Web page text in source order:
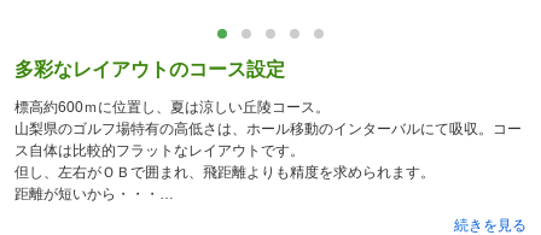
多彩なレイアウトのコース設定
標高約600ｍに位置し、夏は涼しい丘陵コース。
山梨県のゴルフ場特有の高低さは、ホール移動のインターバルにて吸収。コー
ス自体は比較的フラットなレイアウトです。
但し、左右がＯＢで囲まれ、飛距離よりも精度を求められます。
距離が短いから・・・
続きを見る